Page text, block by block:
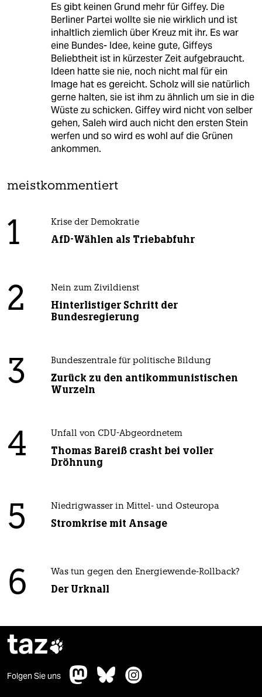
Es gibt keinen Grund mehr für Giffey. Die
Berliner Partei wollte sie nie wirklich und ist
inhaltlich ziemlich über Kreuz mit ihr. Es war
eine Bundes- Idee, keine gute, Giffeys
Beliebtheit ist in kürzester Zeit aufgebraucht.
Ideen hatte sie nie, noch nicht mal für ein
Image hat es gereicht. Scholz will sie natürlich
gerne halten, sie ist ihm zu ähnlich um sie in die
Wüste zu schicken. Giffey wird nicht von selber
gehen, Saleh wird auch nicht den ersten Stein
werfen und so wird es wohl auf die Grünen
ankommen.
meistkommentiert
1 Krise der Demokratie
AfD-Wählen als Triebabfuhr
2 Nein zum Zivildienst
Hinterlistiger Schritt der
Bundesregierung
3 Bundeszentrale für politische Bildung
Zurück zu den antikommunistischen
Wurzeln
4 Unfall von CDU-Abgeordnetem
Thomas Bareiß crasht bei voller
Dröhnung
5 Niedrigwasser in Mittel- und Osteuropa
Stromkrise mit Ansage
6 Was tun gegen den Energiewende-Rollback?
Der Urknall
taz
Folgen Sie uns